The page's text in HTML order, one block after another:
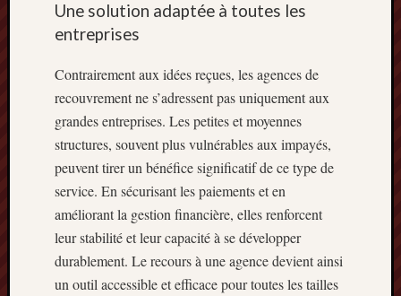
Une solution adaptée à toutes les
entreprises
Contrairement aux idées reçues, les agences de
recouvrement ne s’adressent pas uniquement aux
grandes entreprises. Les petites et moyennes
structures, souvent plus vulnérables aux impayés,
peuvent tirer un bénéfice significatif de ce type de
service. En sécurisant les paiements et en
améliorant la gestion financière, elles renforcent
leur stabilité et leur capacité à se développer
durablement. Le recours à une agence devient ainsi
un outil accessible et efficace pour toutes les tailles